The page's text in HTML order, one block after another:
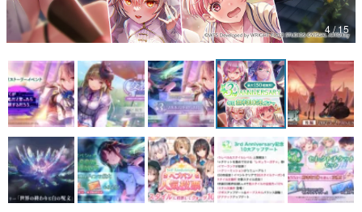
カテゴリ
マンガ
女性向け
アプリレビュー
その他
4 / 15